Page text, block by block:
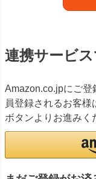
連携サービ
Amazon.co.jpにご登
員登録されるお客様
ボタンよりお進みく